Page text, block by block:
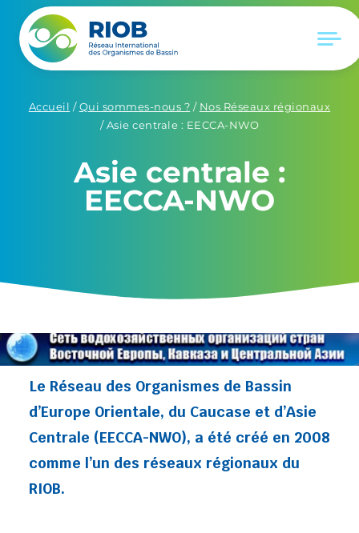
Accueil /Qui sommes-nous ? / Nos Réseaux régionaux
/Asie centrale : EECCA-NWO
Asie centrale :
EECCA-NWO
Le Réseau des Organismes de Bassin
d’Europe Orientale, du Caucase et d’Asie
Centrale (EECCA-NWO), a été créé en 2008
comme l’un des réseaux régionaux du
RIOB.